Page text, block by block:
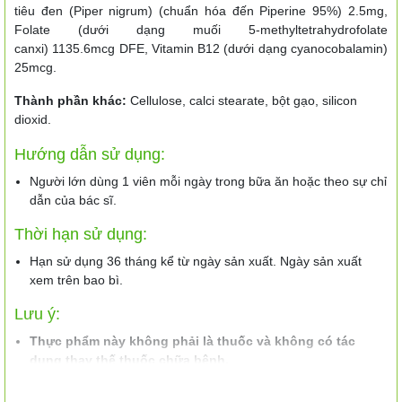
tiêu đen (Piper nigrum) (chuẩn hóa đến Piperine 95%) 2.5mg,
Folate (dưới dạng muối 5-methyltetrahydrofolate
canxi) 1135.6mcg DFE, Vitamin B12 (dưới dạng cyanocobalamin)
25mcg.
Thành phần khác: Cellulose, calci stearate, bột gạo, silicon
dioxid.
Hướng dẫn sử dụng:
Người lớn dùng 1 viên mỗi ngày trong bữa ăn hoặc theo sự chỉ
dẫn của bác sĩ.
Thời hạn sử dụng:
Hạn sử dụng 36 tháng kể từ ngày sản xuất. Ngày sản xuất
xem trên bao bì.
Lưu ý:
Thực phẩm này không phải là thuốc và không có tác
dụng thay thế thuốc chữa bệnh.